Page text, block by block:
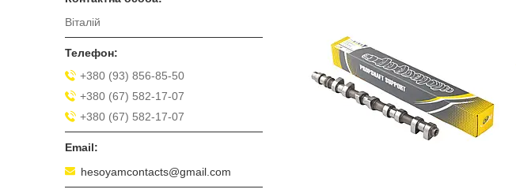
Віталій
+380 (93) 856-85-50
+380 (67) 582-17-07
+380 (67) 582-17-07
hesoyamcontacts@gmail.com